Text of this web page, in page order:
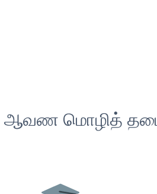
ஆவண மொழித்